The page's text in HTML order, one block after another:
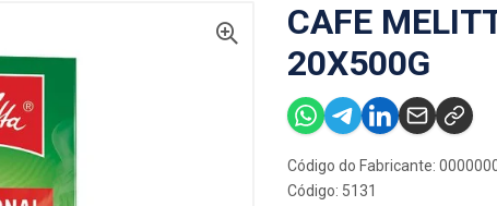
CAFE
20X500G
Código do Fabricante:
Código: 5131